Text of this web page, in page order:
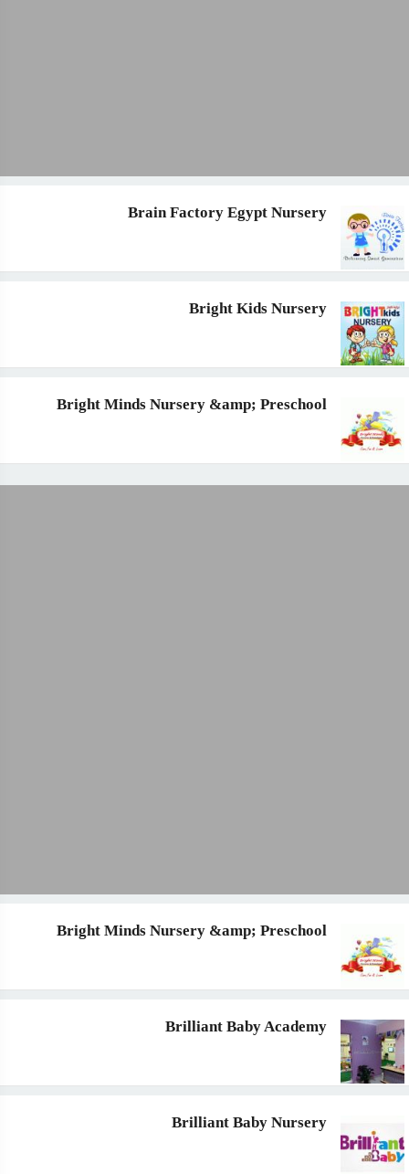
Brain Factory Egypt Nursery
Bright Kids Nursery
Bright Minds Nursery &amp; Preschool
Bright Minds Nursery &amp; Preschool
Brilliant Baby Academy
Brilliant Baby Nursery